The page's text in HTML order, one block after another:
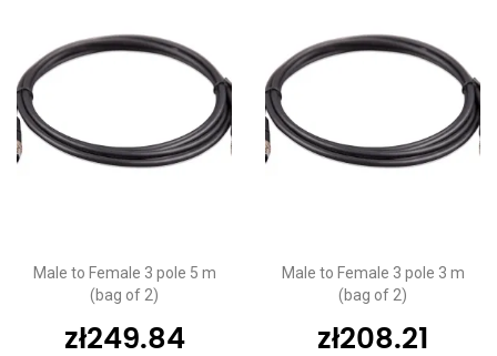
Male to Female 3 pole 5 m
(bag of 2)
zł249.84
Male to Female 3 pole 3 m
(bag of 2)
zł208.21